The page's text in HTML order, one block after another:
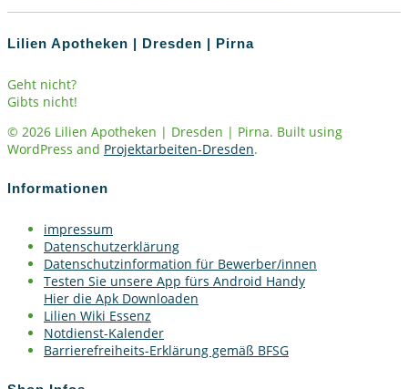
Lilien Apotheken | Dresden | Pirna
Geht nicht?
Gibts nicht!
© 2026 Lilien Apotheken | Dresden | Pirna. Built using
WordPress and Projektarbeiten-Dresden.
Informationen
impressum
Datenschutzerklärung
Datenschutzinformation für Bewerber/innen
Testen Sie unsere App fürs Android Handy
Hier die Apk Downloaden
Lilien Wiki Essenz
Notdienst-Kalender
Barrierefreiheits-Erklärung gemäß BFSG